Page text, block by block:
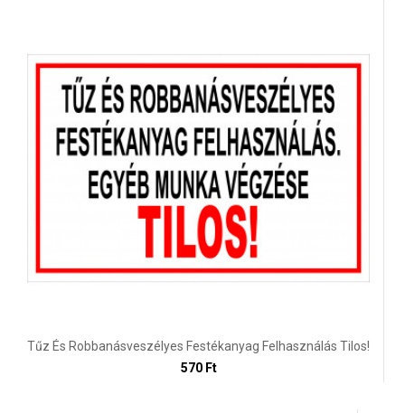
Tűz És Robbanásveszélyes Festékanyag Felhasználás Tilos!
570 Ft